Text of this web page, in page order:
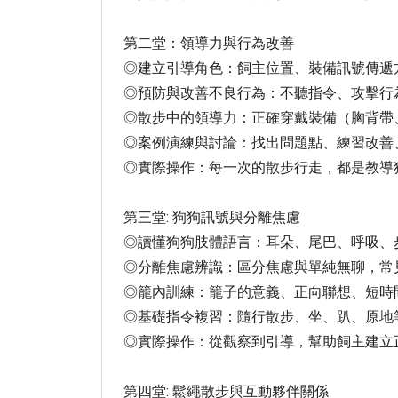
第二堂：領導力與行為改善
◎建立引導角色：飼主位置、裝備訊號傳
◎預防與改善不良行為：不聽指令、攻擊行
◎散步中的領導力：正確穿戴裝備（胸背
◎案例演練與討論：找出問題點、練習改善
◎實際操作：每一次的
第三堂: 狗狗訊號與分離焦慮
◎讀懂狗狗肢體語言：耳朵、尾巴、呼吸
◎分離焦慮辨識：區分焦慮與單純無聊，常
◎籠內訓練：籠子的意義、正向聯想、短
◎基礎指令複習：隨行散步、坐、趴、原地
◎實際操作：從觀察到引導，幫助飼主建立
第四堂: 鬆繩散步與互動夥伴關係